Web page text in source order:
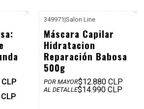
349971|Salon Line
Máscara Capilar
Hidratacion
Reparación Babosa
500g
POR MAYOR$12.880 CLP
AL DETALLE$14.990 CLP